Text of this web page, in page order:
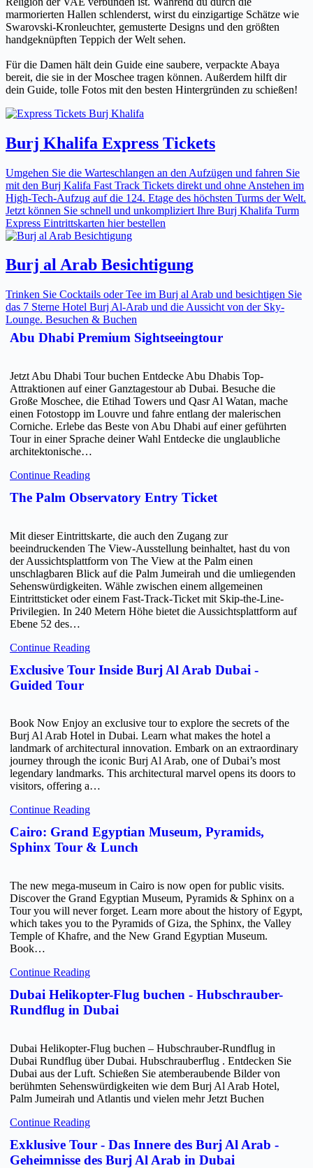
marmorierten Hallen schlenderst, wirst du einzigartige Schätze wie
Swarovski-Kronleuchter, gemusterte Designs und den größten
handgeknüpften Teppich der Welt sehen.
Für die Damen hält dein Guide eine saubere, verpackte Abaya
bereit, die sie in der Moschee tragen können. Außerdem hilft dir
dein Guide, tolle Fotos mit den besten Hintergründen zu schießen!
Burj Khalifa Express Tickets
Umgehen Sie die Warteschlangen an den Aufzügen und fahren Sie
mit den Burj Kalifa Fast Track Tickets direkt und ohne Anstehen im
High-Tech-Aufzug auf die 124. Etage des höchsten Turms der Welt.
Jetzt können Sie schnell und unkompliziert Ihre Burj Khalifa Turm
Express Eintrittskarten hier bestellen
Burj al Arab Besichtigung
Trinken Sie Cocktails oder Tee im Burj al Arab und besichtigen Sie
das 7 Sterne Hotel Burj Al-Arab und die Aussicht von der Sky-
Lounge. Besuchen & Buchen
Abu Dhabi Premium Sightseeingtour
Jetzt Abu Dhabi Tour buchen Entdecke Abu Dhabis Top-
Attraktionen auf einer Ganztagestour ab Dubai. Besuche die
Große Moschee, die Etihad Towers und Qasr Al Watan, mache
einen Fotostopp im Louvre und fahre entlang der malerischen
Corniche. Erlebe das Beste von Abu Dhabi auf einer geführten
Tour in einer Sprache deiner Wahl Entdecke die unglaubliche
architektonische…
Continue Reading
The Palm Observatory Entry Ticket
Mit dieser Eintrittskarte, die auch den Zugang zur
beeindruckenden The View-Ausstellung beinhaltet, hast du von
der Aussichtsplattform von The View at the Palm einen
unschlagbaren Blick auf die Palm Jumeirah und die umliegenden
Sehenswürdigkeiten. Wähle zwischen einem allgemeinen
Eintrittsticket oder einem Fast-Track-Ticket mit Skip-the-Line-
Privilegien. In 240 Metern Höhe bietet die Aussichtsplattform auf
Ebene 52 des…
Continue Reading
Exclusive Tour Inside Burj Al Arab Dubai -
Guided Tour
Book Now Enjoy an exclusive tour to explore the secrets of the
Burj Al Arab Hotel in Dubai. Learn what makes the hotel a
landmark of architectural innovation. Embark on an extraordinary
journey through the iconic Burj Al Arab, one of Dubai’s most
legendary landmarks. This architectural marvel opens its doors to
visitors, offering a…
Continue Reading
Cairo: Grand Egyptian Museum, Pyramids,
Sphinx Tour & Lunch
The new mega-museum in Cairo is now open for public visits.
Discover the Grand Egyptian Museum, Pyramids & Sphinx on a
Tour you will never forget. Learn more about the history of Egypt,
which takes you to the Pyramids of Giza, the Sphinx, the Valley
Temple of Khafre, and the New Grand Egyptian Museum.
Book…
Continue Reading
Dubai Helikopter-Flug buchen - Hubschrauber-
Rundflug in Dubai
Dubai Helikopter-Flug buchen – Hubschrauber-Rundflug in
Dubai Rundflug über Dubai. Hubschrauberflug . Entdecken Sie
Dubai aus der Luft. Schießen Sie atemberaubende Bilder von
berühmten Sehenswürdigkeiten wie dem Burj Al Arab Hotel,
Palm Jumeirah und Atlantis und vielen mehr Jetzt Buchen
Continue Reading
Exklusive Tour - Das Innere des Burj Al Arab -
Geheimnisse des Burj Al Arab in Dubai